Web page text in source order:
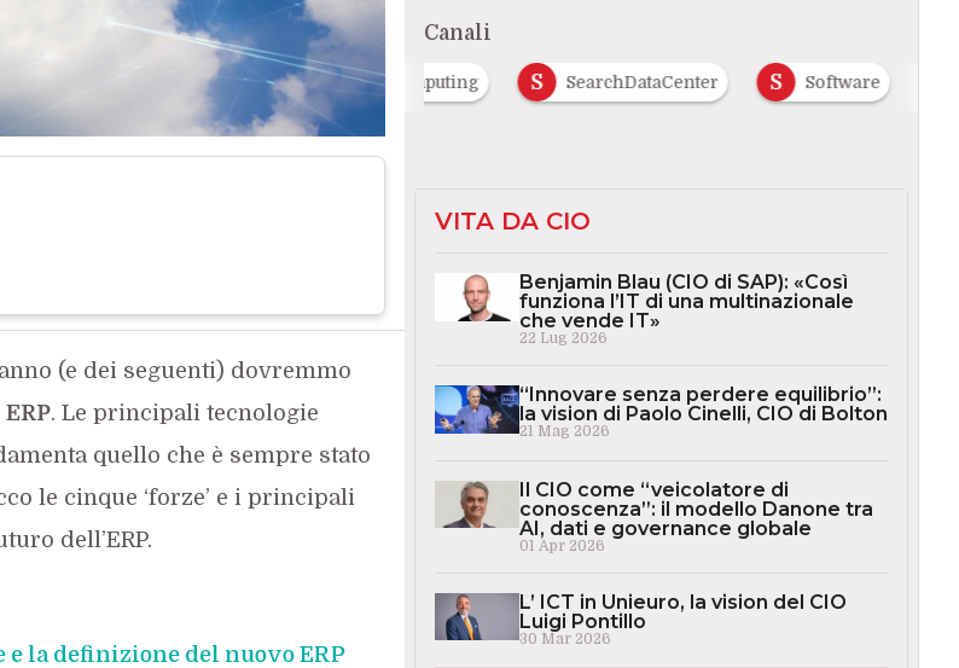
(e dei seguenti) dovremmo
ERP. Le principali tecnologie
quello che è sempre stato
le cinque ‘forze’ e i principali
dell’ERP.
la definizione del nuovo ERP
Canali
Cloud Computing S SearchDataCenter S Software
VITA DA CIO
Benjamin Blau (CIO di SAP): «Così
funziona l’IT di una multinazionale
che vende IT»
22 Lug 2026
“Innovare senza perdere equilibrio”:
la vision di Paolo Cinelli, CIO di Bolton
21 Mag 2026
Il CIO come “veicolatore di
conoscenza”: il modello Danone tra
AI, dati e governance globale
01 Apr 2026
L’ ICT in Unieuro, la vision del CIO
Luigi Pontillo
30 Mar 2026